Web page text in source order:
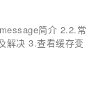
简介 2.2.常
解决 3.查看缓存变